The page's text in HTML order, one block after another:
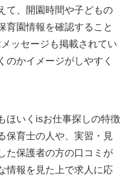
て、開園時間や子どもの
育園情報を確認すること
ッセージも掲載されてい
のかイメージがしやすく
ほいくisお仕事探しの特徴
保育士の人や、実習・見
た保護者の方の口コミが
情報を見た上で求人に応